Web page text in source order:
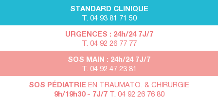
STANDARD CLINIQUE
T. 04 93 81 71 50
URGENCES : 24h/24 7J/7
T. 04 92 26 77 77
SOS MAIN : 24h/24 7J/7
T. 04 92 47 23 81
SOS PÉDIATRIE EN TRAUMATO. & CHIRURGIE
9h/19h30 - 7J/7T. 04 92 26 76 80